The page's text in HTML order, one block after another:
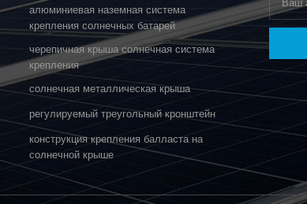
алюминиевая наземная система
крепления солнечных батарей
черепичная крыша солнечная система
крепления
солнечная металлическая крыша
регулируемый треугольный кронштейн
конструкция крепления балласта на
солнечной крыше